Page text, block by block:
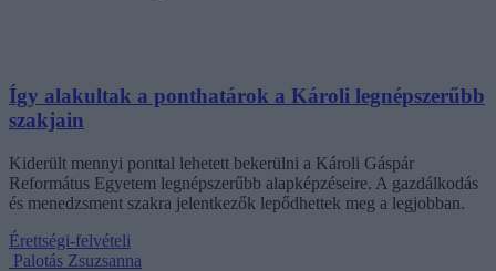
Így alakultak a ponthatárok a Károli legnépszerűbb
szakjain
Kiderült mennyi ponttal lehetett bekerülni a Károli Gáspár
Református Egyetem legnépszerűbb alapképzéseire. A gazdálkodás
és menedzsment szakra jelentkezők lepődhettek meg a legjobban.
Érettségi-felvételi
Palotás Zsuzsanna